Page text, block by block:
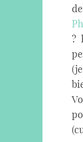
?